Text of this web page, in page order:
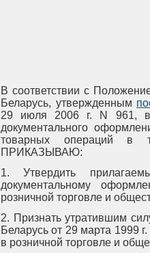
В соответствии с
Беларусь, утвержденным
29 июля 2006 г. N 961, в
документального
товарных операций в
ПРИКАЗЫВАЮ:
1. Утвердить
документальному
розничной торговле и
2. Признать утратившим
Беларусь от 29 марта 1999
в розничной торговле и